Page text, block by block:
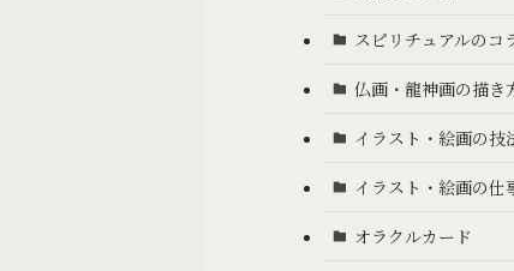
スピリチュアルのコ
仏画・龍神画の描き
イラスト・絵画の技
イラスト・絵画の仕
オラクルカード